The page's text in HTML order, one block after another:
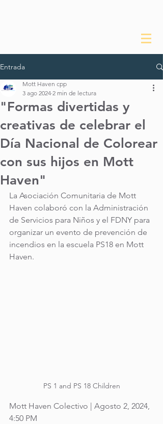
Entrada
"Formas divertidas y
creativas de celebrar el
Día Nacional de Colorear
con sus hijos en Mott
Haven"
Mott Haven cpp
3 ago 2024 2 min de lectura
La Asociación Comunitaria de Mott
Haven colaboró ​​con la Administración
de Servicios para Niños y el FDNY para
organizar un evento de prevención de
incendios en la escuela PS18 en Mott
Haven.
PS 1 and PS 18 Children
Mott Haven Colectivo | Agosto 2, 2024,
4:50 PM